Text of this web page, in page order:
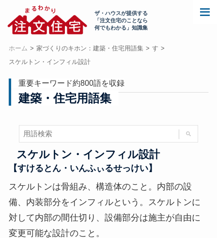
ザ・ハウスが提供する
「注文住宅のことなら
何でもわかる」知識集
ホーム 家づくりのキホン：建築・住宅用語集
す
スケルトン・インフィル設計
重要キーワード約800語を収録
建築・住宅用語集
スケルトン・インフィル設計
【すけるとん・いんふぃるせっけい】
スケルトンは骨組み、構造体のこと。内部の設
備、内装部分をインフィルという。スケルトンに
対して内部の間仕切り、設備部分は施主が自由に
変更可能な設計のこと。